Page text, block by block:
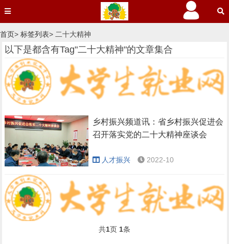
首页> 标签列表> 二十大精神
以下是都含有Tag"二十大精神"的文章集合
乡村振兴频道讯：省乡村振兴促进会
召开落实党的二十大精神座谈会
人才振兴 2022-10
共1页 1条